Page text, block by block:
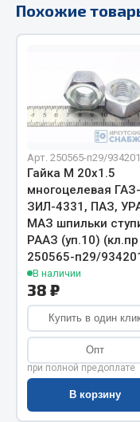
Весь раздел
Весь раздел
РТИ
Кольца
Лента конвейерная
Манжеты
Паронит
Патрубки
Прокладки
Рукава высокого
Весь раздел
Похожие
Арт. 250565-п29/
Гайка М 20х1.5
многоцелевая
ЗИЛ-4331, ПАЗ,
МАЗ шпильки
РААЗ (уп.10)
250565-п29/
В наличии
38 ₽
Купить в один
Опт
при полной предоплате
В корзину